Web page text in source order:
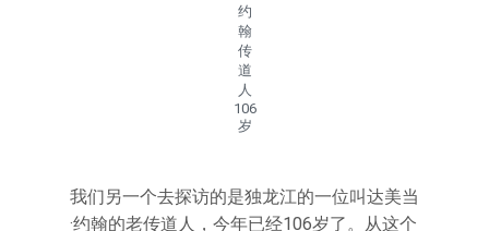
约
翰
传
道
人
106
岁
我们另一个去探访的是独龙江的一位叫达美当
·约翰的老传道人，今年已经106岁了。从这个